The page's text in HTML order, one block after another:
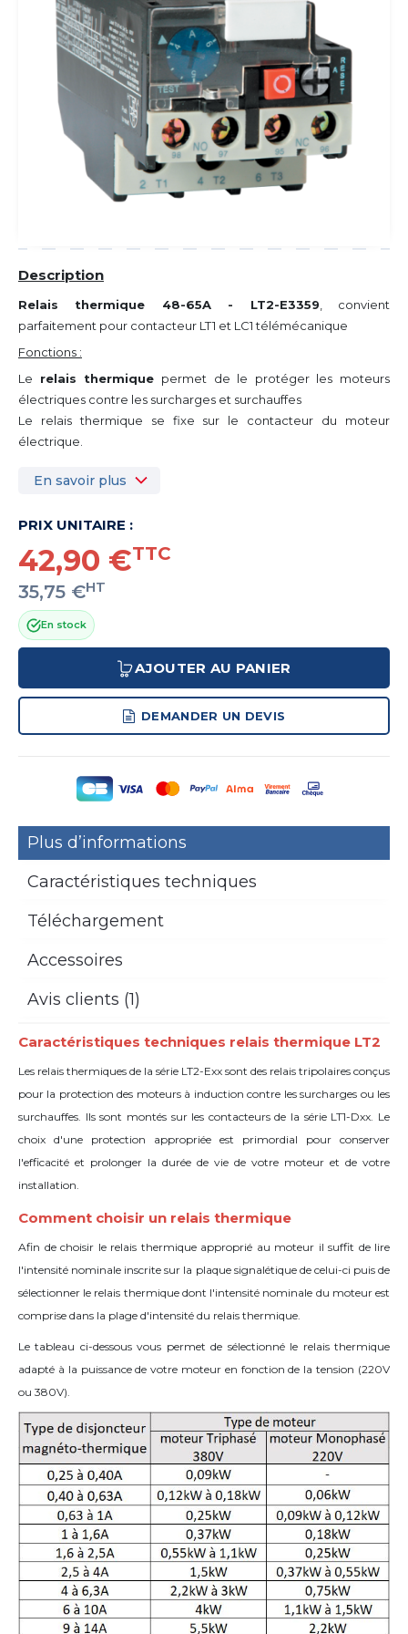
Description
Relais thermique 48-65A - LT2-E3359 , convient
parfaitement pour contacteur LT1 et LC1 télémécanique
Fonctions :
Le relais thermique permet de le protéger les moteurs
électriques contre les surcharges et surchauffes
Le relais thermique se fixe sur le contacteur du moteur
électrique.
En savoir plus
PRIX UNITAIRE :
42,90 €TTC
35,75 €HT
En stock
AJOUTER AU PANIER
DEMANDER UN DEVIS
Plus d’informations
Caractéristiques techniques
Téléchargement
Accessoires
Avis clients (1)
Caractéristiques techniques relais thermique LT2
Les relais thermiques de la série LT2-Exx sont des relais tripolaires conçus
pour la protection des moteurs à induction contre les surcharges ou les
surchauffes. Ils sont montés sur les contacteurs de la série LT1-Dxx. Le
choix d'une protection appropriée est primordial pour conserver
l'efficacité et prolonger la durée de vie de votre moteur et de votre
installation.
Comment choisir un relais thermique
Afin de choisir le relais thermique approprié au moteur il suffit de lire
l'intensité nominale inscrite sur la plaque signalétique de celui-ci puis de
sélectionner le relais thermique dont l'intensité nominale du moteur est
comprise dans la plage d'intensité du relais thermique.
Le tableau ci-dessous vous permet de sélectionné le relais thermique
adapté à la puissance de votre moteur en fonction de la tension (220V
ou 380V).